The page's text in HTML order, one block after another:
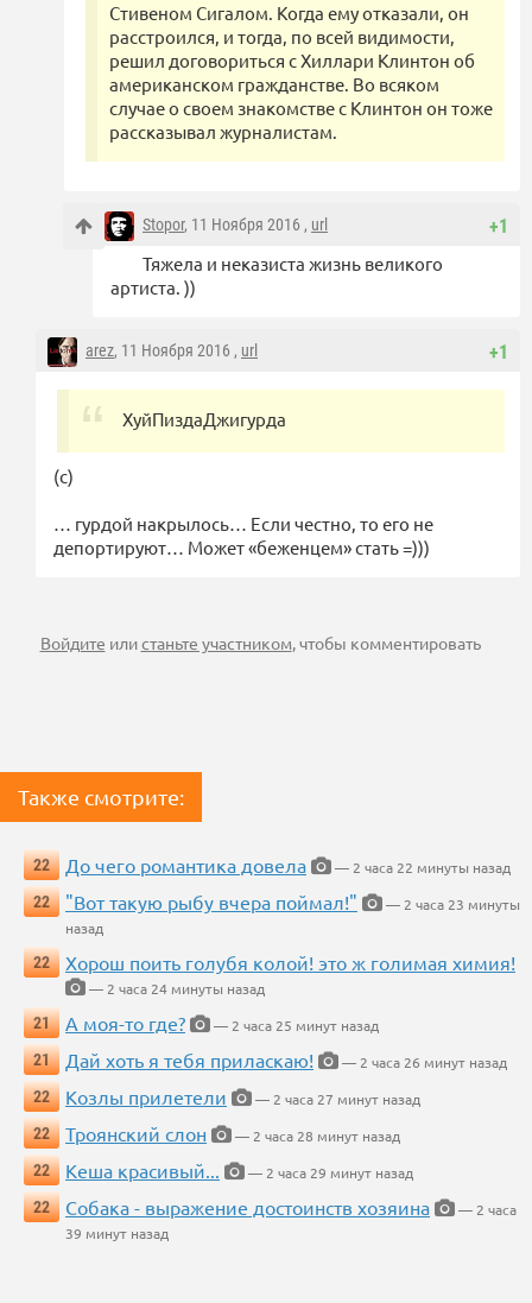
Стивеном Сигалом. Когда ему отказали, он
расстроился, и тогда, по всей видимости,
решил договориться с Хиллари Клинтон об
американском гражданстве. Во всяком
случае о своем знакомстве с Клинтон он тоже
рассказывал журналистам.
+1
Stopor, 11 Ноября 2016 , url
Тяжела и неказиста жизнь великого
артиста. ))
+1
arez, 11 Ноября 2016 , url
ХуйПиздаДжигурда
(с)
… гурдой накрылось… Если честно, то его не
депортируют… Может «беженцем» стать =)))
Войдите илистаньте участником, чтобы комментировать
Также смотрите:
22 До чего романтика довела
— 2 часа 22 минуты назад
22
"Вот такую рыбу вчера поймал!"
— 2 часа 23 минуты
назад
22
Хорош поить голубя колой! это ж голимая химия!
— 2 часа 24 минуты назад
21
А моя-то где?
— 2 часа 25 минут назад
21
Дай хоть я тебя приласкаю!
— 2 часа 26 минут назад
22
Козлы прилетели
— 2 часа 27 минут назад
22
Троянский слон
— 2 часа 28 минут назад
22
Кеша красивый...
— 2 часа 29 минут назад
22
Собака - выражение достоинств хозяина
— 2 часа
39 минут назад